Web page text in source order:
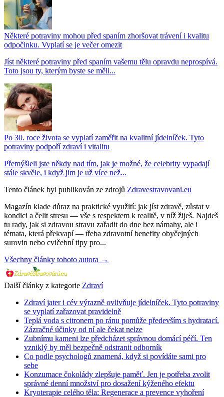
Některé potraviny mohou před spaním zhoršovat trávení i kvalitu
odpočinku. Vyplatí se je večer omezit
Jíst některé potraviny před spaním vašemu tělu opravdu neprospívá.
Toto jsou ty, kterým byste se měli...
Po 30. roce života se vyplatí zaměřit na kvalitní jídelníček. Tyto
potraviny podpoří zdraví i vitalitu
Přemýšleli jste někdy nad tím, jak je možné, že celebrity vypadají
stále skvěle, i když jim je už více než...
Tento článek byl publikován ze zdrojů Zdravestravovani.eu
Magazín klade důraz na praktické využití: jak jíst zdravě, zůstat v
kondici a čelit stresu — vše s respektem k realitě, v níž žiješ. Najdeš
tu rady, jak si zdravou stravu zařadit do dne bez námahy, ale i
témata, která překvapí — třeba zdravotní benefity obyčejných
surovin nebo cvičební tipy pro...
Všechny články tohoto autora →
Další články z kategorie Zdraví
Zdraví jater i cév výrazně ovlivňuje jídelníček. Tyto potraviny
se vyplatí zařazovat pravidelně
Teplá voda s citronem po ránu pomůže především s hydratací.
Zázračné účinky od ní ale čekat nelze
Zubnímu kameni lze předcházet správnou domácí péčí. Ten
vzniklý by měl bezpečně odstranit odborník
Co podle psychologů znamená, když si povídáte sami pro
sebe
Konzumace čokolády zlepšuje paměť. Jen je potřeba zvolit
správné denní množství pro dosažení kýženého efektu
Kryoterapie celého těla: Regenerace a prevence vyhoření